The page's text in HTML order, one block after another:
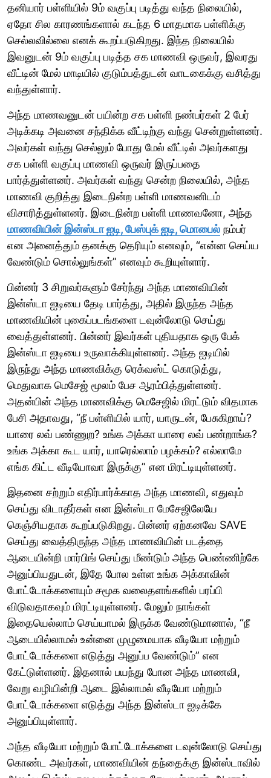
தனியார் பள்ளியில் 9ம் வகுப்பு படித்து வந்த நிலையில்,
ஏதோ சில காரணங்களால் கடந்த 6 மாதமாக பள்ளிக்கு
செல்லவில்லை எனக் கூறப்படுகிறது. இந்த நிலையில்
இவனுடன் 9ம் வகுப்பு படித்த சக மாணவி ஒருவர், இவரது
வீட்டின் மேல் மாடியில் குடும்பத்துடன் வாடகைக்கு வசித்து
வந்துள்ளார்.
அந்த மாணவனுடன் பயின்ற சக பள்ளி நண்பர்கள் 2 பேர்
அடிக்கடி அவனை சந்திக்க வீட்டிற்கு வந்து சென்றுள்ளனர்.
அவர்கள் வந்து செல்லும் போது மேல் வீட்டில் அவர்களது
சக பள்ளி வகுப்பு மாணவி ஒருவர் இருப்பதை
பார்த்துள்ளனர். அவர்கள் வந்து சென்ற நிலையில், அந்த
மாணவி குறித்து இடைநின்ற பள்ளி மாணவனிடம்
விசாரித்துள்ளனர். இடைநின்ற பள்ளி மாணவனோ, அந்த
மாணவியின் இன்ஸ்டா ஐடி, பேஸ்புக் ஐடி, மொபைல் நம்பர்
என அனைத்தும் தனக்கு தெரியும் எனவும், “என்ன செய்ய
வேண்டும் சொல்லுங்கள்” எனவும் கூறியுள்ளார்.
பின்னர் 3 சிறுவர்களும் சேர்ந்து அந்த மாணவியின்
இன்ஸ்டா ஐடியை தேடி பார்த்து, அதில் இருந்த அந்த
மாணவியின் புகைப்படங்களை டவுன்லோடு செய்து
வைத்துள்ளனர். பின்னர் இவர்கள் புதியதாக ஒரு பேக்
இன்ஸ்டா ஐடியை உருவாக்கியுள்ளனர். அந்த ஐடியில்
இருந்து அந்த மாணவிக்கு ரெக்வஸ்ட் கொடுத்து,
மெதுவாக மெசேஜ் மூலம் பேச ஆரம்பித்துள்ளனர்.
அதன்பின் அந்த மாணவிக்கு மெசேஜில் மிரட்டும் விதமாக
பேசி அதாவது, “நீ பள்ளியில் யார், யாருடன், பேசுகிறாய்?
யாரை லவ் பண்ணுற? உங்க அக்கா யாரை லவ் பண்றாங்க?
உங்க அக்கா கூட யார், யாரெல்லாம் பழக்கம்? எல்லாமே
எங்க கிட்ட வீடியோவா இருக்கு” என மிரட்டியுள்ளனர்.
இதனை சற்றும் எதிர்பார்க்காத அந்த மாணவி, எதுவும்
செய்து விடாதீர்கள் என இன்ஸ்டா மேசேஜிலேயே
கெஞ்சியதாக கூறப்படுகிறது. பின்னர் ஏற்கனவே SAVE
செய்து வைத்திருந்த அந்த மாணவியின் படத்தை
ஆடையின்றி மார்பிங் செய்து மீண்டும் அந்த பெண்ணிற்கே
அனுப்பியதுடன், இதே போல உள்ள உங்க அக்காவின்
போட்டோக்களையும் சமூக வலைதளங்களில் பரப்பி
விடுவதாகவும் மிரட்டியுள்ளனர். மேலும் நாங்கள்
இதையெல்லாம் செய்யாமல் இருக்க வேண்டுமானால், “நீ
ஆடையில்லாமல் உன்னை முழுமையாக வீடியோ மற்றும்
போட்டோக்களை எடுத்து அனுப்ப வேண்டும்” என
கேட்டுள்ளனர். இதனால் பயந்து போன அந்த மாணவி,
வேறு வழியின்றி ஆடை இல்லாமல் வீடியோ மற்றும்
போட்டோக்களை எடுத்து அந்த இன்ஸ்டா ஐடிக்கே
அனுப்பியுள்ளார்.
அந்த வீடியோ மற்றும் போட்டோக்களை டவுன்லோடு செய்து
கொண்ட அவர்கள், மாணவியின் தந்தைக்கு இன்ஸ்டாவில்